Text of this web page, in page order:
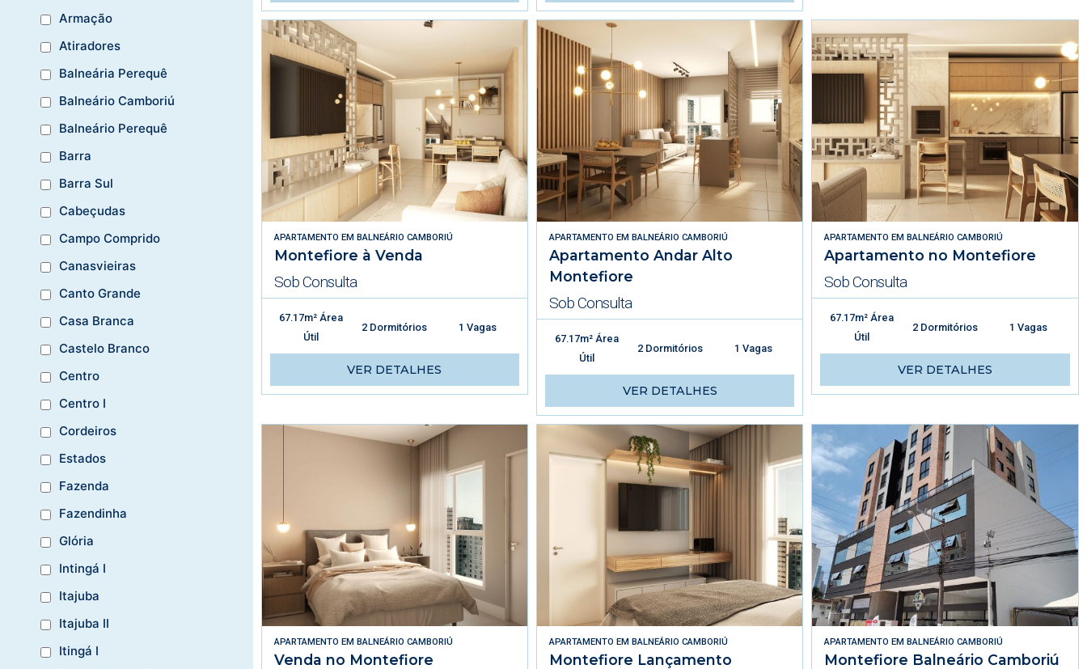
Armação
Atiradores
Balneária Perequê
Balneário Camboriú
Balneário Perequê
Barra
Barra Sul
Cabeçudas
Campo Comprido
Canasvieiras
Canto Grande
Casa Branca
Castelo Branco
Centro
Centro I
Cordeiros
Estados
Fazenda
Fazendinha
Glória
Intingá I
Itajuba
Itajuba II
Itingá I
APARTAMENTO EM BALNEÁRIO CAMBORIÚ
Montefiore à Venda
Sob Consulta
67.17m² Área
Útil
2 Dormitórios 1 Vagas
VER DETALHES
APARTAMENTO EMBALNEÁRIO CAMBORIÚ
Apartamento Andar Alto
Montefiore
Sob Consulta
67.17m² Área
Útil
2 Dormitórios 1 Vagas
VER DETALHES
APARTAMENTO EMBALNEÁRIO CAMBORIÚ
Apartamento no Montefiore
Sob Consulta
67.17m² Área
Útil
2 Dormitórios 1 Vagas
VER DETALHES
APARTAMENTO EM BALNEÁRIO CAMBORIÚ
Venda no Montefiore
APARTAMENTO EMBALNEÁRIO CAMBORIÚ
Montefiore Lançamento
APARTAMENTO EMBALNEÁRIO CAMBORIÚ
Montefiore Balneário Camboriú